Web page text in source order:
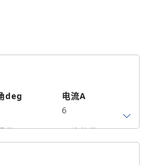
deg
电流A
6
量g.cm²
引线数量
4